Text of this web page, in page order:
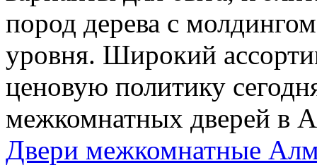
пород дерева с
уровня. Широкий
ценовую политику
межкомнатных дверей в
Двери межкомнатные